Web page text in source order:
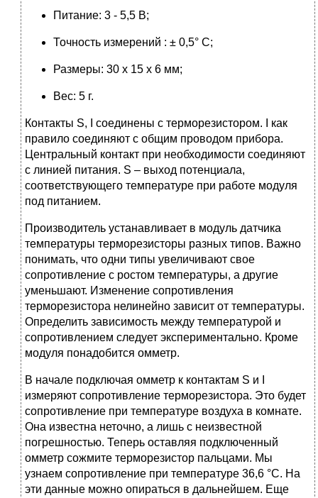
Питание: 3 - 5,5 В;
Точность измерений : ± 0,5° C;
Размеры: 30 x 15 x 6 мм;
Вес: 5 г.
Контакты S, I соединены с терморезистором. I как
правило соединяют с общим проводом прибора.
Центральный контакт при необходимости соединяют
с линией питания. S – выход потенциала,
соответствующего температуре при работе модуля
под питанием.
Производитель устанавливает в модуль датчика
температуры терморезисторы разных типов. Важно
понимать, что одни типы увеличивают свое
сопротивление с ростом температуры, а другие
уменьшают. Изменение сопротивления
терморезистора нелинейно зависит от температуры.
Определить зависимость между температурой и
сопротивлением следует экспериментально. Кроме
модуля понадобится омметр.
В начале подключая омметр к контактам S и I
измеряют сопротивление терморезистора. Это будет
сопротивление при температуре воздуха в комнате.
Она известна неточно, а лишь с неизвестной
погрешностью. Теперь оставляя подключенный
омметр сожмите терморезистор пальцами. Мы
узнаем сопротивление при температуре 36,6 °C. На
эти данные можно опираться в дальнейшем. Еще